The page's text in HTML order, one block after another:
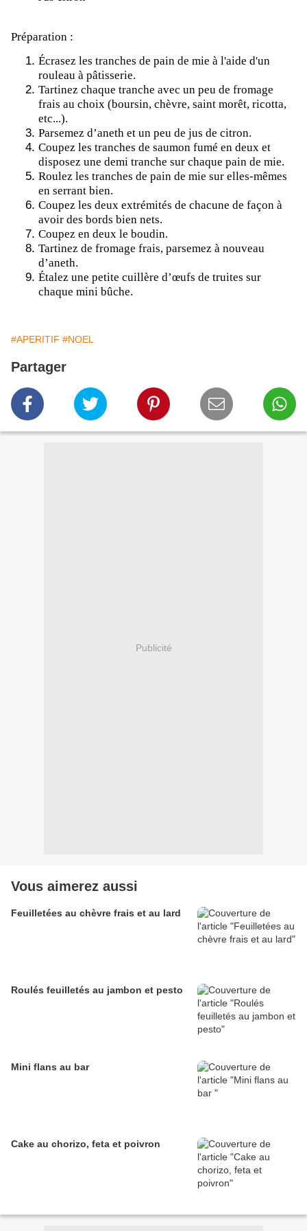
Préparation :
Écrasez les tranches de pain de mie à l'aide d'un
rouleau à pâtisserie.
Tartinez chaque tranche avec un peu de fromage
frais au choix (boursin, chèvre, saint morêt, ricotta,
etc...).
Parsemez d’aneth et un peu de jus de citron.
Coupez les tranches de saumon fumé en deux et
disposez une demi tranche sur chaque pain de mie.
Roulez les tranches de pain de mie sur elles-mêmes
en serrant bien.
Coupez les deux extrémités de chacune de façon à
avoir des bords bien nets.
Coupez en deux le boudin.
Tartinez de fromage frais, parsemez à nouveau
d’aneth.
Étalez une petite cuillère d’œufs de truites sur
chaque mini bûche.
#APERITIF #NOEL
Partager
Publicité
Vous aimerez aussi
Feuilletées au chèvre frais et au lard
Roulés feuilletés au jambon et pesto
Mini flans au bar
Cake au chorizo, feta et poivron